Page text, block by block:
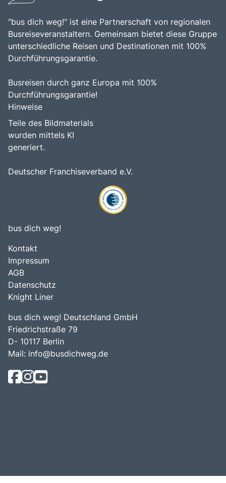
"bus dich weg!" ist eine Partnerschaft von regionalen
Busreiseveranstaltern. Gemeinsam bietet diese Gruppe
unterschiedliche Reisen und Destinationen mit 100%
Durchführungsgarantie.
Busreisen durch ganz Europa mit 100%
Durchführungsgarantie!
Hinweise
Teile des Bildmaterials
wurden mittels KI
generiert.
Deutscher Franchiseverband e.V.
bus dich weg!
Kontakt
Impressum
AGB
Datenschutz
Knight Liner
bus dich weg! Deutschland GmbH
Friedrichstraße 79
D- 10117 Berlin
Mail: info@busdichweg.de